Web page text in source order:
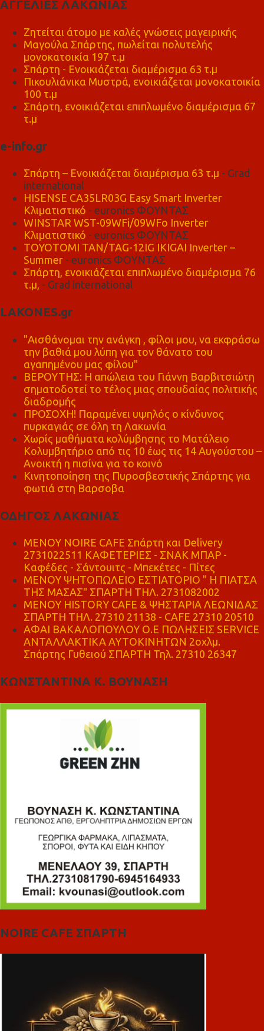
ΑΓΓΕΛΙΕΣ ΛΑΚΩΝΙΑΣ
Ζητείται άτομο με καλές γνώσεις μαγειρικής
Μαγούλα Σπάρτης, πωλείται πολυτελής
μονοκατοικία 197 τ.μ
Σπάρτη - Ενοικιάζεται διαμέρισμα 63 τ.μ
Πικουλιάνικα Μυστρά, ενοικιάζεται μονοκατοικία
100 τ.μ
Σπάρτη, ενοικιάζεται επιπλωμένο διαμέρισμα 67
τ.μ
e-info.gr
Σπάρτη – Ενοικιάζεται διαμέρισμα 63 τ.μ - Grad
international
HISENSE CA35LR03G Easy Smart Inverter
Κλιματιστικό - euronics ΦΟΥΝΤΑΣ
WINSTAR WST-09WFi/09WFo Inverter
Κλιματιστικό - euronics ΦΟΥΝΤΑΣ
TOYOTOMI TAN/TAG-12IG IKIGAI Inverter –
Summer - euronics ΦΟΥΝΤΑΣ
Σπάρτη, ενοικιάζεται επιπλωμένο διαμέρισμα 76
τ.μ, - Grad international
LAKONES.gr
"Αισθάνομαι την ανάγκη , φίλοι μου, να εκφράσω
την βαθιά μου λύπη για τον θάνατο του
αγαπημένου μας φίλου"
ΒΕΡΟΥΤΗΣ: Η απώλεια του Γιάννη Βαρβιτσιώτη
σηματοδοτεί το τέλος μιας σπουδαίας πολιτικής
διαδρομής
ΠΡΟΣΟΧΗ! Παραμένει υψηλός ο κίνδυνος
πυρκαγιάς σε όλη τη Λακωνία
Χωρίς μαθήματα κολύμβησης το Ματάλειο
Κολυμβητήριο από τις 10 έως τις 14 Αυγούστου –
Ανοικτή η πισίνα για το κοινό
Κινητοποίηση της Πυροσβεστικής Σπάρτης για
φωτιά στη Βαρσοβα
ΟΔΗΓΟΣ ΛΑΚΩΝΙΑΣ
MENOY NOIRE CAFE Σπάρτη και Delivery
2731022511 ΚΑΦΕΤΕΡΙΕΣ - ΣΝΑΚ ΜΠΑΡ -
Καφέδες - Σάντουιτς - Μπεκέτες - Πίτες
ΜΕΝΟΥ ΨΗΤΟΠΩΛΕΙΟ ΕΣΤΙΑΤΟΡΙΟ " Η ΠΙΑΤΣΑ
ΤΗΣ ΜΑΣΑΣ" ΣΠΑΡΤΗ ΤΗΛ. 2731082002
ΜΕΝΟΥ HISTORY CAFE & ΨΗΣΤΑΡΙΑ ΛΕΩΝΙΔΑΣ
ΣΠΑΡΤΗ ΤΗΛ. 27310 21138 - CAFE 27310 20510
ΑΦΑΙ ΒΑΚΑΛΟΠΟΥΛΟΥ Ο.Ε ΠΩΛΗΣΕΙΣ SERVICE
ΑΝΤΑΛΛΑΚΤΙΚΑ ΑΥΤΟΚΙΝΗΤΩΝ 2οχλμ.
Σπάρτης Γυθειού ΣΠΑΡΤΗ Τηλ. 27310 26347
ΚΩΝΣΤΑΝΤΙΝΑ Κ. ΒΟΥΝΑΣΗ
NOIRE CAFE ΣΠΑΡΤΗ